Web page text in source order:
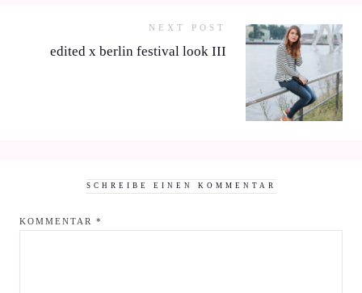
NEXT POST
edited x berlin festival look III
SCHREIBE EINEN KOMMENTAR
KOMMENTAR *